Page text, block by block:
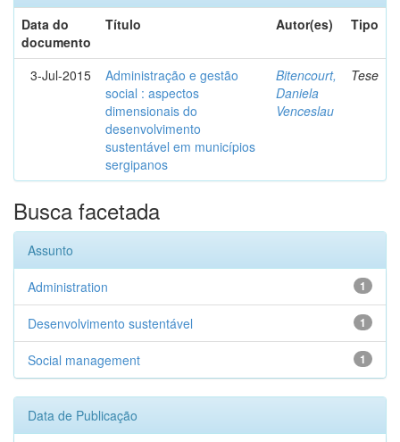
Data do
documento
Título Autor(es) Tipo
3-Jul-2015
Administração e gestão
social : aspectos
dimensionais do
desenvolvimento
sustentável em municípios
sergipanos
Bitencourt,
Daniela
Venceslau
Tese
Busca facetada
Assunto
1
Administration
1
Desenvolvimento sustentável
1
Social management
Data de Publicação